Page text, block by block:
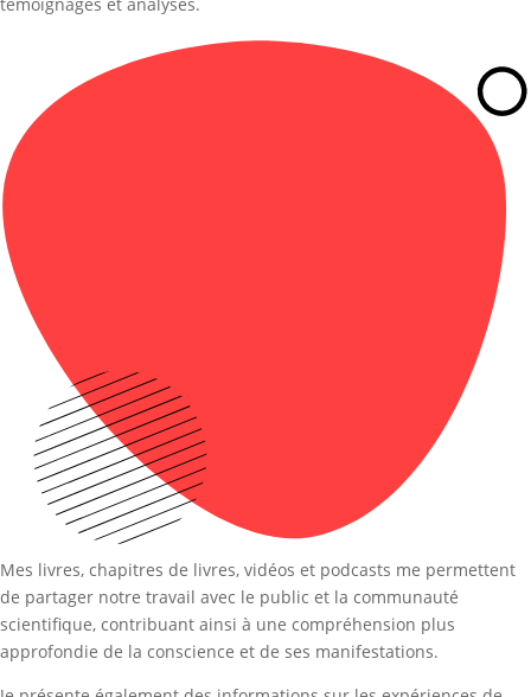
Mes livres, chapitres de livres, vidéos et podcasts me permettent
de partager notre travail avec le public et la communauté
scientifique, contribuant ainsi à une compréhension plus
approfondie de la conscience et de ses manifestations.